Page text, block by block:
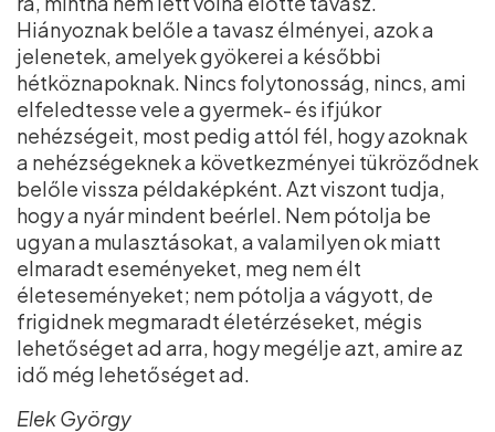
Hiányoznak belőle a tavasz élményei, azok a
jelenetek, amelyek gyökerei a későbbi
hétköznapoknak. Nincs folytonosság, nincs, ami
elfeledtesse vele a gyermek- és ifjúkor
nehézségeit, most pedig attól fél, hogy azoknak
a nehézségeknek a következményei tükröződnek
belőle vissza példaképként. Azt viszont tudja,
hogy a nyár mindent beérlel. Nem pótolja be
ugyan a mulasztásokat, a valamilyen ok miatt
elmaradt eseményeket, meg nem élt
életeseményeket; nem pótolja a vágyott, de
frigidnek megmaradt életérzéseket, mégis
lehetőséget ad arra, hogy megélje azt, amire az
idő még lehetőséget ad.
Elek György